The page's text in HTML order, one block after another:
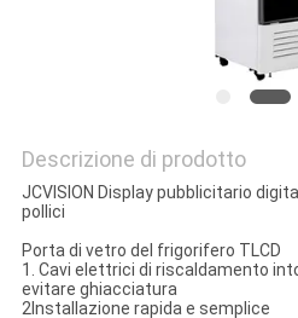
Descrizione di prodotto
JCVISION Display pubblicitario
pollici
Porta di vetro del frigorifero TLCD
1. Cavi elettrici di riscaldamento
evitare ghiacciatura
2Installazione rapida e semplice